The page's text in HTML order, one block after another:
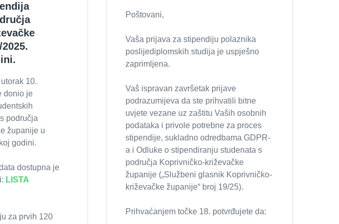
10.
donio je
područja
županije u
godini.
dostupna je
LISTA
za prvih 120
Poštovani,
Vaša prijava za stipendiju polaznika
poslijediplomskih studija je uspješno
zaprimljena.
Vaš ispravan završetak prijave
podrazumijeva da ste prihvatili bitne
uvjete vezane uz zaštitu Vaših osobnih
podataka i privole potrebne za proces
stipendije, sukladno odredbama GDPR-
a i Odluke o stipendiranju studenata s
područja Koprivničko-križevačke
županije („Službeni glasnik Koprivničko-
križevačke županije“ broj 19/25).
Prihvaćanjem točke 18. potvrđujete da: